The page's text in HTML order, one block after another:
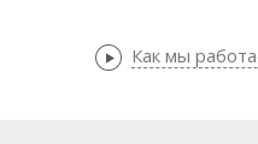
Как мы
Как мы